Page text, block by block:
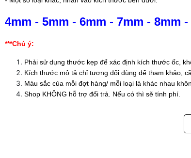
4mm - 5mm - 6mm - 7mm - 8mm -
***Chú ý:
Phải sử dụng thước kẹp để xác định kích thước ốc,
Kích thước mô tả chỉ tương đối dùng để tham khảo,
Màu sắc của mỗi đợt hàng/ mỗi loại là khác nhau
Shop KHÔNG hỗ trợ đổi trả. Nếu có thì sẽ tính phí.